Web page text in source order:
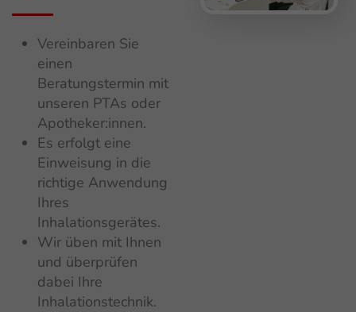
Vereinbaren Sie
einen
Beratungstermin mit
unseren PTAs oder
Apotheker:innen.
Es erfolgt eine
Einweisung in die
richtige Anwendung
Ihres
Inhalationsgerätes.
Wir üben mit Ihnen
und überprüfen
dabei Ihre
Inhalationstechnik.